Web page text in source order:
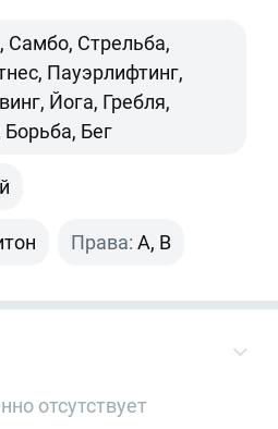
Самбо, Стрельба,
Пауэрлифтинг,
Йога, Гребля,
Бег
Права: A, B
отсутствует